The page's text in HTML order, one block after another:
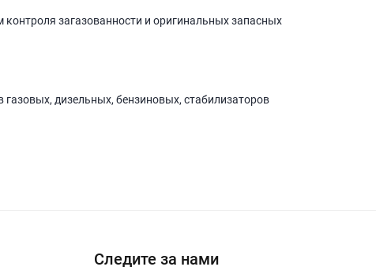
загазованности и оригинальных запасных
дизельных, бензиновых, стабилизаторов
Следите за нами